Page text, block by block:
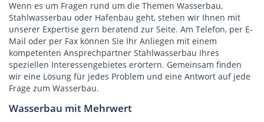
Wenn es um Fragen rund um die Themen Wasserbau,
Stahlwasserbau oder Hafenbau geht, stehen wir Ihnen mit
unserer Expertise gern beratend zur Seite. Am Telefon, per E-
Mail oder per Fax können Sie Ihr Anliegen mit einem
kompetenten Ansprechpartner Stahlwasserbau Ihres
speziellen Interessengebietes erörtern. Gemeinsam finden
wir eine Lösung für jedes Problem und eine Antwort auf jede
Frage zum Wasserbau.
Wasserbau mit Mehrwert